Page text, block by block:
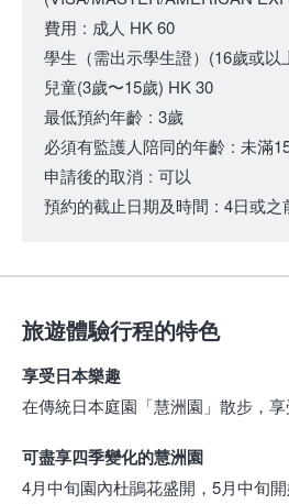
費用 : 成人 HK 60
學生（需出示學生證） (16歲或以
兒童(3歲〜15歲) HK 30
最低預約年齡 : 3歲
必須有監護人陪同的年齡 : 未滿
申請後的取消 : 可以
預約的截止日期及時間 : 4日或之
旅遊體驗行程的特色
享受日本樂趣
在傳統日本庭園「慧洲園」散步，享
可盡享四季變化的慧洲園
4月中旬園內杜鵑花盛開，5月中旬